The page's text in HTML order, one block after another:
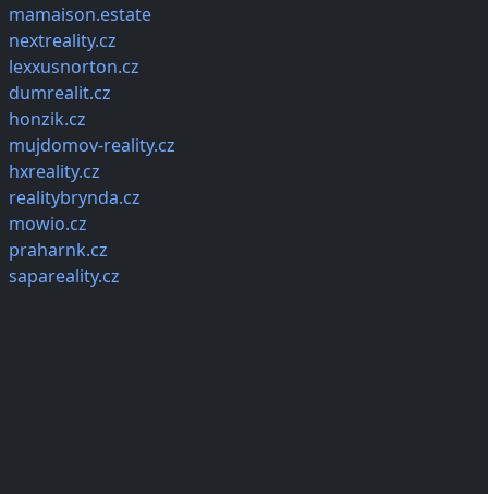
mamaison.estate
nextreality.cz
lexxusnorton.cz
dumrealit.cz
honzik.cz
mujdomov-reality.cz
hxreality.cz
realitybrynda.cz
mowio.cz
praharnk.cz
sapareality.cz